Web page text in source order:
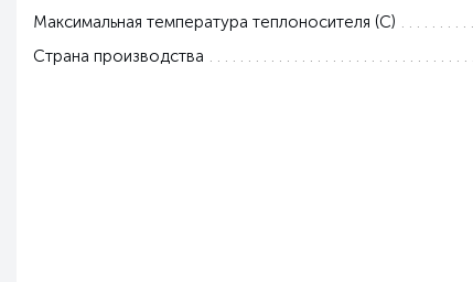
Максимальная температура теплоносителя (С)
Страна производства